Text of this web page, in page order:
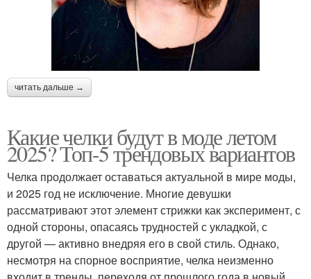
читать дальше →
Какие челки будут в моде летом
2025? Топ-5 трендовых вариантов
Челка продолжает оставаться актуальной в мире моды,
и 2025 год не исключение. Многие девушки
рассматривают этот элемент стрижки как эксперимент, с
одной стороны, опасаясь трудностей с укладкой, с
другой — активно внедряя его в свой стиль. Однако,
несмотря на спорное восприятие, челка неизменно